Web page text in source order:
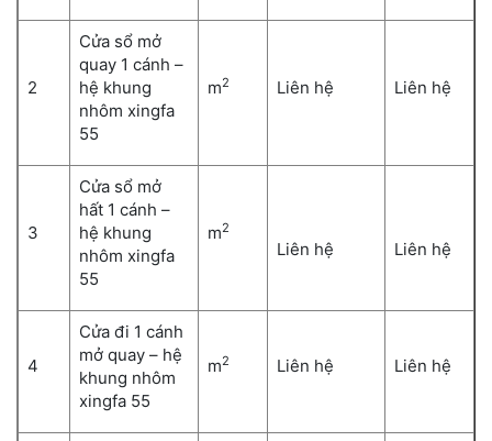
2
Cửa sổ mở
quay 1 cánh –
hệ khung
nhôm xingfa
55
m2 Liên hệ Liên hệ
3
Cửa sổ mở
hất 1 cánh –
hệ khung
nhôm xingfa
55
m2
Liên hệ Liên hệ
4
Cửa đi 1 cánh
mở quay – hệ
khung nhôm
xingfa 55
m2 Liên hệ Liên hệ